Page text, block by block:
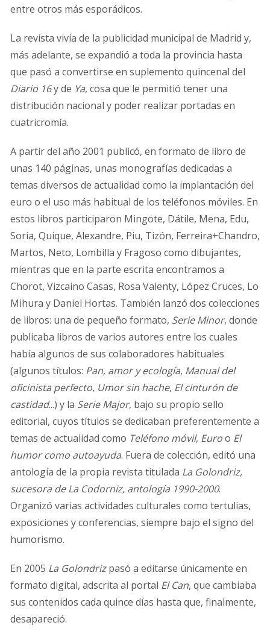
entre otros más esporádicos.
La revista vivía de la publicidad municipal de Madrid y,
más adelante, se expandió a toda la provincia hasta
que pasó a convertirse en suplemento quincenal del
Diario 16y de Ya, cosa que le permitió tener una
distribución nacional y poder realizar portadas en
cuatricromía.
A partir del año 2001 publicó, en formato de libro de
unas 140 páginas, unas monografías dedicadas a
temas diversos de actualidad como la implantación del
euro o el uso más habitual de los teléfonos móviles. En
estos libros participaron Mingote, Dátile, Mena, Edu,
Soria, Quique, Alexandre, Piu, Tizón, Ferreira+Chandro,
Martos, Neto, Lombilla y Fragoso como dibujantes,
mientras que en la parte escrita encontramos a
Chorot, Vizcaino Casas, Rosa Valenty, López Cruces, Lo
Mihura y Daniel Hortas. También lanzó dos colecciones
de libros: una de pequeño formato, Serie Minor, donde
publicaba libros de varios autores entre los cuales
había algunos de sus colaboradores habituales
(algunos títulos: Pan, amor y ecología, Manual del
oficinista perfecto, Umor sin hache, El cinturón de
castidad...) y la Serie Major, bajo su propio sello
editorial, cuyos títulos se dedicaban preferentemente a
temas de actualidad como Teléfono móvil, Euroo El
humor como autoayuda. Fuera de colección, editó una
antología de la propia revista titulada La Golondriz,
sucesora de La Codorniz, antología 1990-2000.
Organizó varias actividades culturales como tertulias,
exposiciones y conferencias, siempre bajo el signo del
humorismo.
En 2005 La Golondrizpasó a editarse únicamente en
formato digital, adscrita al portal El Can, que cambiaba
sus contenidos cada quince días hasta que, finalmente,
desapareció.